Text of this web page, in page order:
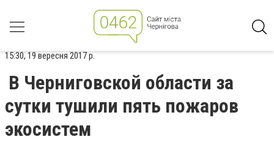
15:30, 19 вересня 2017 р.
В Черниговской области за
сутки тушили пять пожаров
экосистем